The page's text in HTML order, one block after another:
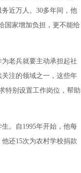
近万人。30多年间，他
国家增加负担，更不能给
老兵就要主动承担起社
注的领域之一，这些年
特别设置工作岗位，帮助
。自1995年开始，他每
还15次为农村学校捐款